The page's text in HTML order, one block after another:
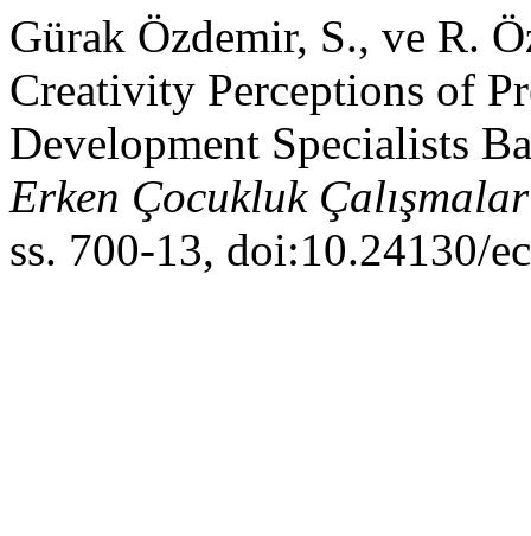
Gürak Özdemir, S., ve R.
Creativity Perceptions of
Development Specialists
Erken Çocukluk
ss. 700-13, doi:10.24130/